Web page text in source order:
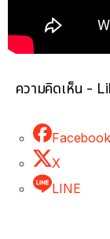
ความคิดเห็น -
Facebook
X
LINE